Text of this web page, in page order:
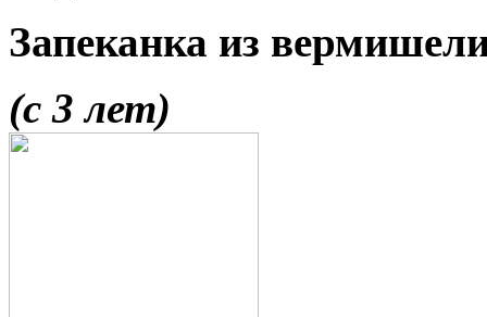
Запеканка из
(с 3 лет)